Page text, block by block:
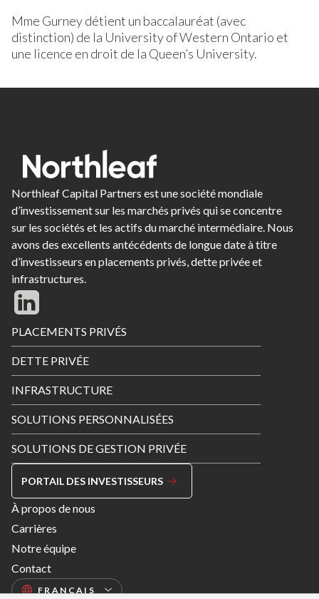
Mme Gurney détient un baccalauréat (avec
distinction) de la University of Western Ontario et
une licence en droit de la Queen’s University.
Northleaf Capital Partners est une société mondiale
d’investissement sur les marchés privés qui se concentre
sur les sociétés et les actifs du marché intermédiaire. Nous
avons des excellents antécédents de longue date à titre
d’investisseurs en placements privés, dette privée et
infrastructures.
Footer
Menu
PLACEMENTS PRIVÉS
DETTE PRIVÉE
INFRASTRUCTURE
SOLUTIONS PERSONNALISÉES
SOLUTIONS DE GESTION PRIVÉE
PORTAIL DES INVESTISSEURS
Footer
Menu
Right
À propos de nous
Carrières
Notre équipe
Contact